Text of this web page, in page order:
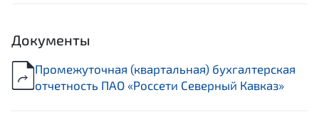
Документы
Промежуточная (квартальная) бухгалтерская
отчетность ПАО «Россети Северный Кавказ»